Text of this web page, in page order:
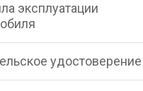
эксплуатации
удостоверение